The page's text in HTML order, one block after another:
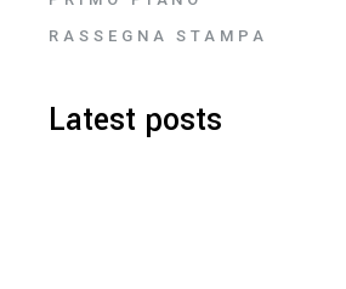
RASSEGNA STAMPA
Latest posts